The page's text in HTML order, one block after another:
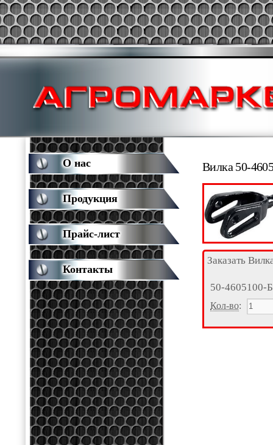
Вилка 50-
Заказать
50-4605100-Б
Кол-во:
О нас
Продукция
Прайс-лист
Контакты